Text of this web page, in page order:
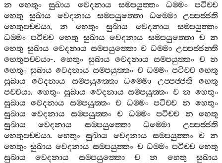
න
හෙතුං සුඛාය වෙදනාය සම‍්පයුත‍්තං ධම‍්මං
පටිච‍්ච
හෙතු
සුඛාය වෙදනාය සම‍්පයුත‍්තො ධම‍්මො
උප‍්පජ‍්ජති
හෙතුපච‍්චයා, න හෙතුං සුඛාය වෙදනාය
සම‍්පයුත‍්තං
ධම‍්මං පටිච‍්ච හෙතු සුඛාය වෙදනාය සම‍්පයුත‍්තො ච න
හෙතු සුඛාය වෙදනාය සම‍්පයුත‍්තො ච ධම‍්මා උප‍්පජ‍්ජන‍්ති
හෙතුපච‍්චයා-. හෙතුං සුඛාය වෙදනාය සම‍්පයුත‍්තං ච න
හෙතුං සුඛාය වෙදනාය සම‍්පයුත‍්තං ච ධම‍්මං පටිච‍්ච හෙතු
සුඛාය
වෙදනාය සම‍්පයුත‍්තො ධම‍්මො උප‍්පජ‍්ජති
හෙතු
පච‍්චයා. හෙතුං සුඛාය වෙදනාය සම‍්පයුත‍්තං ච න හෙතුං
සුඛාය
වෙදනාය සම‍්පයුත‍්තං ච ධම‍්මං පටිච‍්ච න හෙතුං
සුඛාය
වෙදනාය සම‍්පයුත‍්තං ච ධම‍්මං පටිච‍්ච න
හෙතු
සුඛාය
වෙදනාය සම‍්පයුත‍්තො ධම‍්මො
උප‍්පජ‍්ජති
හෙතුපච‍්චයා.හෙතුං සුඛාය වෙදනාය සම‍්පයුත‍්තං ච න
හෙතුං සුඛාය වෙදනාය සම‍්පයුත‍්තං ච ධම‍්මං පටිච‍්ච හෙතු
සුඛාය
වෙදනාය සම‍්පයුත‍්තො ච න හෙතු
සුඛාය